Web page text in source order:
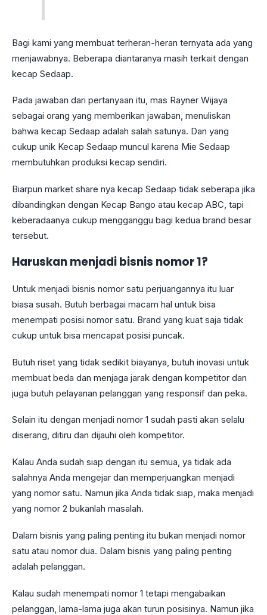
Bagi kami yang membuat terheran-heran ternyata ada yang
menjawabnya. Beberapa diantaranya masih terkait dengan
kecap Sedaap.
Pada jawaban dari pertanyaan itu, mas Rayner Wijaya
sebagai orang yang memberikan jawaban, menuliskan
bahwa kecap Sedaap adalah salah satunya. Dan yang
cukup unik Kecap Sedaap muncul karena Mie Sedaap
membutuhkan produksi kecap sendiri.
Biarpun market share nya kecap Sedaap tidak seberapa jika
dibandingkan dengan Kecap Bango atau kecap ABC, tapi
keberadaanya cukup mengganggu bagi kedua brand besar
tersebut.
Haruskan menjadi bisnis nomor 1?
Untuk menjadi bisnis nomor satu perjuangannya itu luar
biasa susah. Butuh berbagai macam hal untuk bisa
menempati posisi nomor satu. Brand yang kuat saja tidak
cukup untuk bisa mencapat posisi puncak.
Butuh riset yang tidak sedikit biayanya, butuh inovasi untuk
membuat beda dan menjaga jarak dengan kompetitor dan
juga butuh pelayanan pelanggan yang responsif dan peka.
Selain itu dengan menjadi nomor 1 sudah pasti akan selalu
diserang, ditiru dan dijauhi oleh kompetitor.
Kalau Anda sudah siap dengan itu semua, ya tidak ada
salahnya Anda mengejar dan memperjuangkan menjadi
yang nomor satu. Namun jika Anda tidak siap, maka menjadi
yang nomor 2 bukanlah masalah.
Dalam bisnis yang paling penting itu bukan menjadi nomor
satu atau nomor dua. Dalam bisnis yang paling penting
adalah pelanggan.
Kalau sudah menempati nomor 1 tetapi mengabaikan
pelanggan, lama-lama juga akan turun posisinya. Namun jika